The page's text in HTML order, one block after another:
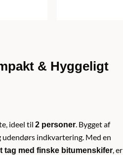
& Hyggeligt
ideel til 2 personer. Bygget af
indkvartering. Med en
tag med finske bitumenskifer, er